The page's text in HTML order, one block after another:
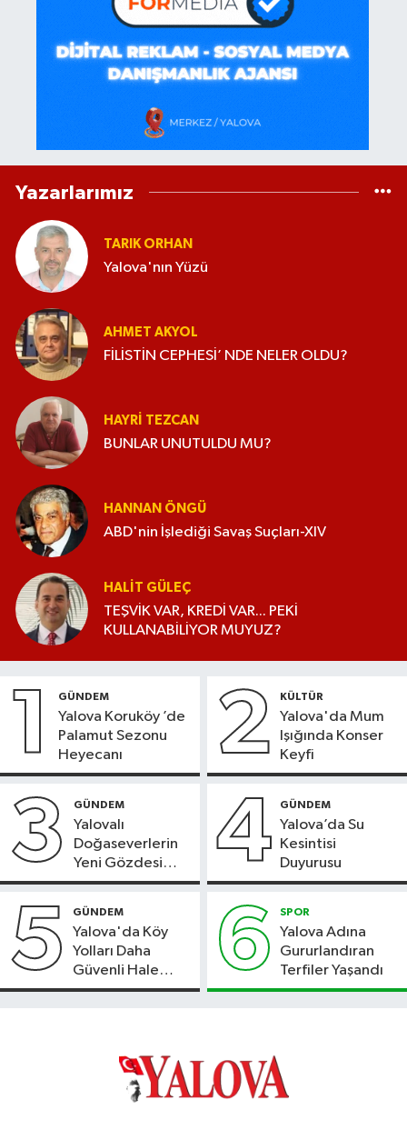
Yazarlarımız
TARIK ORHAN
Yalova'nın Yüzü
AHMET AKYOL
FİLİSTİN CEPHESİ’ NDE NELER OLDU?
HAYRI TEZCAN
BUNLAR UNUTULDU MU?
HANNAN ÖNGÜ
ABD'nin İşlediği Savaş Suçları-XIV
HALIT GÜLEÇ
TEŞVİK VAR, KREDİ VAR... PEKİ
KULLANABİLİYOR MUYUZ?
1 GÜNDEM
Yalova Koruköy ’de
Palamut Sezonu
Heyecanı
2 KÜLTÜR
Yalova'da Mum
Işığında Konser
Keyfi
3 GÜNDEM
Yalovalı
Doğaseverlerin
Yeni Gözdesi
Bolu'daki Meyve
4 GÜNDEM
Yalova’da Su
Kesintisi
Duyurusu
5 GÜNDEM
Yalova'da Köy
Yolları Daha
Güvenli Hale
Geliyor
6 SPOR
Yalova Adına
Gururlandıran
Terfiler Yaşandı